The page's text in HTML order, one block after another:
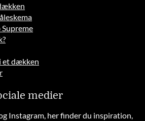
et dækken
medier
Instagram, her finder du inspiration,